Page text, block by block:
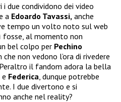
due condividono dei video
a Edoardo Tavassi, anche
tempo un volto noto sul web
al momento non
bel colpo per Pechino
non vedono l’ora di rivedere
il fandom adora la bella
e Federica , dunque potrebbe
I due divertono e si
anche nel reality?